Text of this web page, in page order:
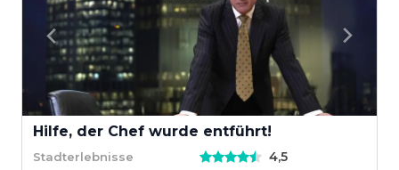
Hilfe, der Chef wurde entführt!
Stadterlebnisse 4,5